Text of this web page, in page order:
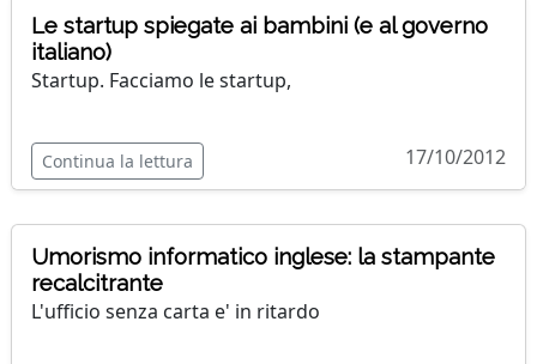
Le startup spiegate ai bambini (e al governo
italiano)
Startup. Facciamo le startup,
Continua la lettura 17/10/2012
Umorismo informatico inglese: la stampante
recalcitrante
L'ufficio senza carta e' in ritardo